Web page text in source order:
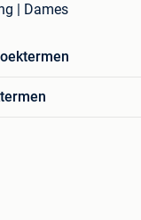
| Dames